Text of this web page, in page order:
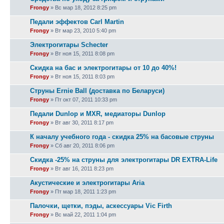
Frongy » Вс мар 18, 2012 8:25 pm
Педали эффектов Carl Martin
Frongy » Вт мар 23, 2010 5:40 pm
Электрогитары Schecter
Frongy » Вт ноя 15, 2011 8:08 pm
Скидка на бас и электрогитары от 10 до 40%!
Frongy » Вт ноя 15, 2011 8:03 pm
Струны Ernie Ball (доставка по Беларуси)
Frongy » Пт окт 07, 2011 10:33 pm
Педали Dunlop и MXR, медиаторы Dunlop
Frongy » Вт авг 30, 2011 8:17 pm
К началу учебного года - скидка 25% на басовые струны
Frongy » Сб авг 20, 2011 8:06 pm
Скидка -25% на струны для электрогитары DR EXTRA-Life
Frongy » Вт авг 16, 2011 8:23 pm
Акустические и электрогитары Aria
Frongy » Пт мар 18, 2011 1:23 pm
Палочки, щетки, пэды, аскессуары Vic Firth
Frongy » Вс май 22, 2011 1:04 pm